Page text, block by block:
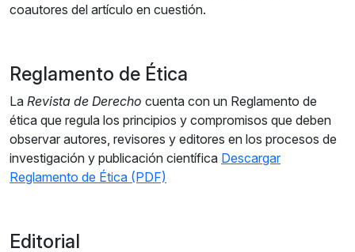
coautores del artículo en cuestión.
Reglamento de Ética
La Revista de Derecho cuenta con un Reglamento de
ética que regula los principios y compromisos que deben
observar autores, revisores y editores en los procesos de
investigación y publicación científica Descargar
Reglamento de Ética (PDF)
Editorial